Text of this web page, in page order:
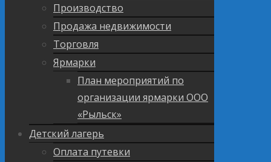
Производство
Продажа недвижимости
Торговля
Ярмарки
План мероприятий по
организации ярмарки ООО
«Рыльск»
Детский лагерь
Оплата путевки